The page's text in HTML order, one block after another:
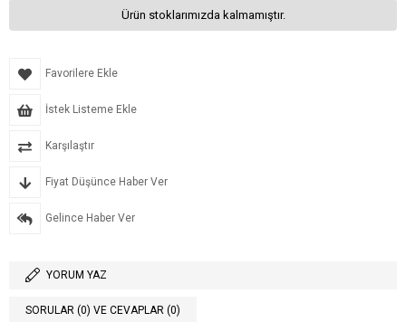
Ürün stoklarımızda kalmamıştır.
Favorilere Ekle
İstek Listeme Ekle
Karşılaştır
Fiyat Düşünce Haber Ver
Gelince Haber Ver
YORUM YAZ
SORULAR (0) VE CEVAPLAR (0)